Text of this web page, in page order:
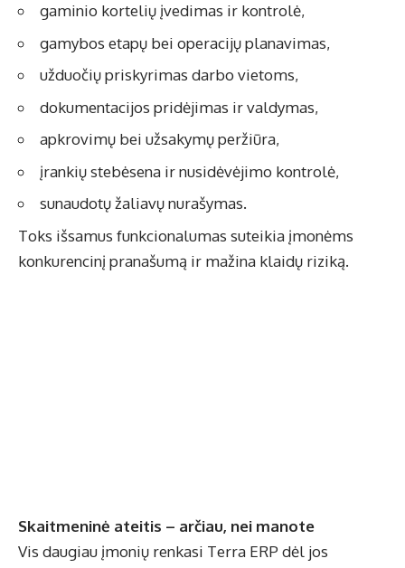
gaminio kortelių įvedimas ir kontrolė,
gamybos etapų bei operacijų planavimas,
užduočių priskyrimas darbo vietoms,
dokumentacijos pridėjimas ir valdymas,
apkrovimų bei užsakymų peržiūra,
įrankių stebėsena ir nusidėvėjimo kontrolė,
sunaudotų žaliavų nurašymas.
Toks išsamus funkcionalumas suteikia įmonėms
konkurencinį pranašumą ir mažina klaidų riziką.
Skaitmeninė ateitis – arčiau, nei manote
Vis daugiau įmonių renkasi Terra ERP dėl jos